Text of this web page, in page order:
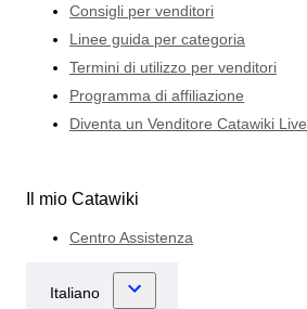
Consigli per venditori
Linee guida per categoria
Termini di utilizzo per venditori
Programma di affiliazione
Diventa un Venditore Catawiki Live
Il mio Catawiki
Centro Assistenza